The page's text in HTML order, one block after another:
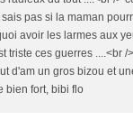
pas si la maman
avoir les larmes aux
triste ces guerres ....<br /
d'am un gros bizou et
bien fort, bibi flo